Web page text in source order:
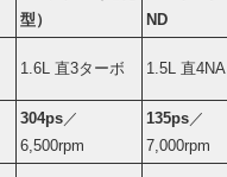
型）
ND
1.6L 直3ターボ 1.5L 直4NA
304ps ／
6,500rpm
135ps ／
7,000rpm